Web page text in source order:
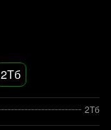
2Тб
2Тб